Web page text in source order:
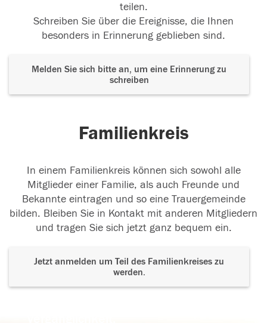
teilen.
Schreiben Sie über die Ereignisse, die Ihnen
besonders in Erinnerung geblieben sind.
Melden Sie sich bitte an, um eine Erinnerung zu
schreiben
Familienkreis
In einem Familienkreis können sich sowohl alle
Mitglieder einer Familie, als auch Freunde und
Bekannte eintragen und so eine Trauergemeinde
bilden. Bleiben Sie in Kontakt mit anderen Mitgliedern
und tragen Sie sich jetzt ganz bequem ein.
Jetzt anmelden um Teil des Familienkreises zu
werden.